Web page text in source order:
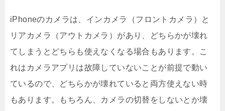
iPhoneのカメラは、インカメラ（フロントカメラ）と
リアカメラ（アウトカメラ）があり、どちらかが壊れ
てしまうとどちらも使えなくなる場合もあります。こ
れはカメラアプリは故障していないことが前提で動い
ているので、どちらかが壊れていると両方使えない時
もあります。もちろん、カメラの切替をしないとか壊